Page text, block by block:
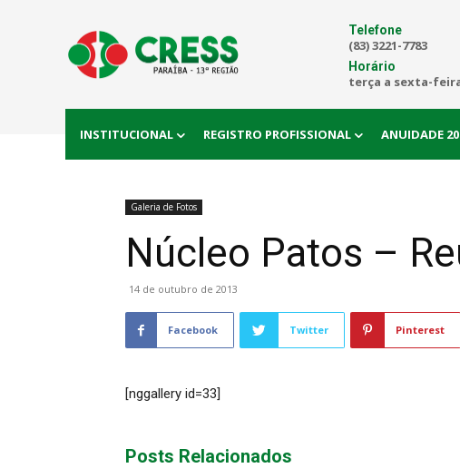
Telefone
(83) 3221-7783
Horário
terça a sexta-
INSTITUCIONAL REGISTRO PROFISSIONAL ANUIDADE
Galeria de Fotos
Núcleo Patos –
14 de outubro de 2013
Facebook Twitter Pinterest
[nggallery id=33]
Posts Relacionados